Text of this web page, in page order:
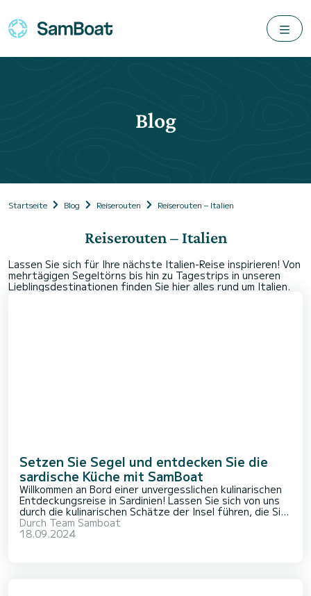
Blog
Startseite Blog Reiserouten Reiserouten – Italien
Reiserouten – Italien
Lassen Sie sich für Ihre nächste Italien-Reise inspirieren! Von
mehrtägigen Segeltörns bis hin zu Tagestrips in unseren
Lieblingsdestinationen finden Sie hier alles rund um Italien.
Setzen Sie Segel und entdecken Sie die
sardische Küche mit SamBoat
Willkommen an Bord einer unvergesslichen kulinarischen
Entdeckungsreise in Sardinien! Lassen Sie sich von uns
durch die kulinarischen Schätze der Insel führen, die Sie
mit den SamBoat-Yachtcharterangeboten leicht
erreichen können. Machen Sie sich bereit, die
Durch Team Samboat
18.09.2024